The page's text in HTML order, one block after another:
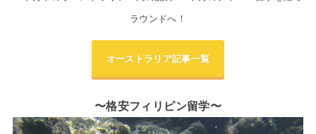
ラウンドへ！
オーストラリア記事一覧
〜格安フィリピン留学〜